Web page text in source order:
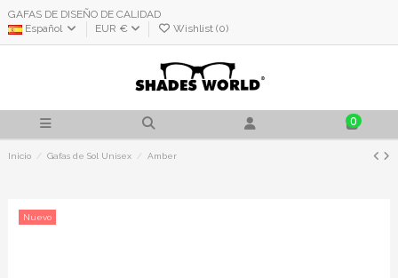
GAFAS DE DISEÑO DE CALIDAD
Español
EUR € Wishlist (0)
0
Inicio Gafas de Sol Unisex Amber
Nuevo